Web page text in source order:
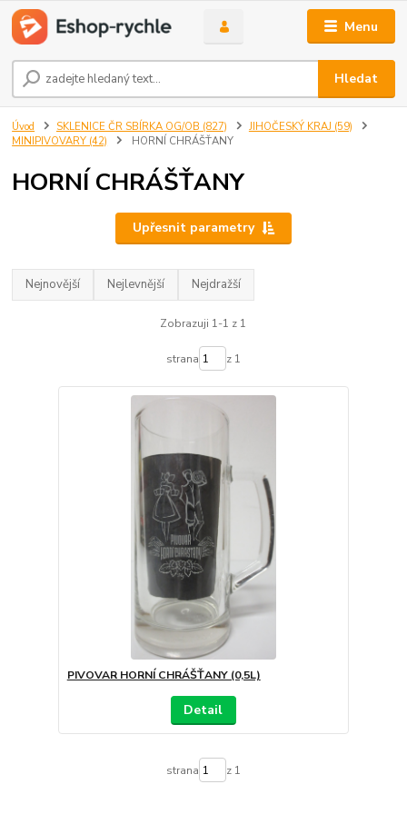
Menu
Hledat
Úvod SKLENICE ČR SBÍRKA OG/OB (827)
JIHOČESKÝ KRAJ (59)
MINIPIVOVARY (42)
HORNÍ CHRÁŠŤANY
HORNÍ CHRÁŠŤANY
Upřesnit parametry
Nejnovější Nejlevnější Nejdražší
Zobrazuji 1-1 z 1
strana z 1
PIVOVAR HORNÍ CHRÁŠŤANY (0,5L)
Detail
strana z 1